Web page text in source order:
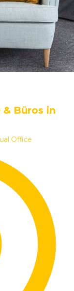
Büros in
Office